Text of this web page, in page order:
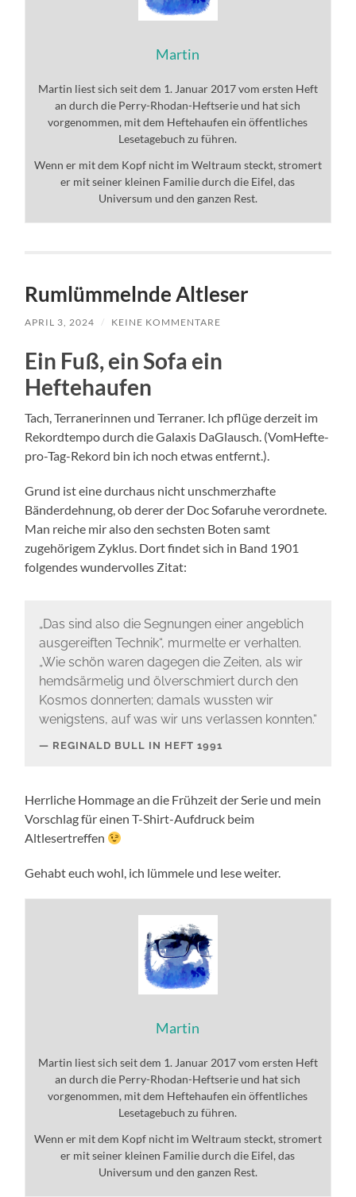
Martin
Martin liest sich seit dem 1. Januar 2017 vom ersten Heft
an durch die Perry-Rhodan-Heftserie und hat sich
vorgenommen, mit dem Heftehaufen ein öffentliches
Lesetagebuch zu führen.
Wenn er mit dem Kopf nicht im Weltraum steckt, stromert
er mit seiner kleinen Familie durch die Eifel, das
Universum und den ganzen Rest.
Rumlümmelnde Altleser
APRIL 3, 2024 / KEINE KOMMENTARE
Ein Fuß, ein Sofa ein
Heftehaufen
Tach, Terranerinnen und Terraner. Ich pflüge derzeit im
Rekordtempo durch die Galaxis DaGlausch. (VomHefte-
pro-Tag-Rekord bin ich noch etwas entfernt.).
Grund ist eine durchaus nicht unschmerzhafte
Bänderdehnung, ob derer der Doc Sofaruhe verordnete.
Man reiche mir also den sechsten Boten samt
zugehörigem Zyklus. Dort findet sich in Band 1901
folgendes wundervolles Zitat:
„Das sind also die Segnungen einer angeblich
ausgereiften Technik“, murmelte er verhalten.
„Wie schön waren dagegen die Zeiten, als wir
hemdsärmelig und ölverschmiert durch den
Kosmos donnerten; damals wussten wir
wenigstens, auf was wir uns verlassen konnten.“
REGINALD BULL IN HEFT 1991
Herrliche Hommage an die Frühzeit der Serie und mein
Vorschlag für einen T-Shirt-Aufdruck beim
Altlesertreffen
Gehabt euch wohl, ich lümmele und lese weiter.
Martin
Martin liest sich seit dem 1. Januar 2017 vom ersten Heft
an durch die Perry-Rhodan-Heftserie und hat sich
vorgenommen, mit dem Heftehaufen ein öffentliches
Lesetagebuch zu führen.
Wenn er mit dem Kopf nicht im Weltraum steckt, stromert
er mit seiner kleinen Familie durch die Eifel, das
Universum und den ganzen Rest.